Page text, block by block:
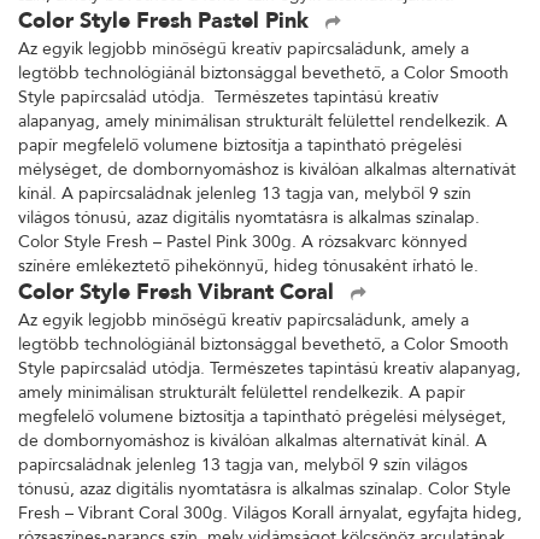
Color Style Fresh Pastel Pink
Az egyik legjobb minőségű kreatív papírcsaládunk, amely a
legtöbb technológiánál biztonsággal bevethető, a Color Smooth
Style papírcsalád utódja. Természetes tapintású kreatív
alapanyag, amely minimálisan strukturált felülettel rendelkezik. A
papír megfelelő volumene biztosítja a tapintható prégelési
mélységet, de dombornyomáshoz is kiválóan alkalmas alternatívát
kínál. A papírcsaládnak jelenleg 13 tagja van, melyből 9 szín
világos tónusú, azaz digitális nyomtatásra is alkalmas színalap.
Color Style Fresh – Pastel Pink 300g. A rózsakvarc könnyed
színére emlékeztető pihekönnyű, hideg tónusaként írható le.
Color Style Fresh Vibrant Coral
Az egyik legjobb minőségű kreatív papírcsaládunk, amely a
legtöbb technológiánál biztonsággal bevethető, a Color Smooth
Style papírcsalád utódja. Természetes tapintású kreatív alapanyag,
amely minimálisan strukturált felülettel rendelkezik. A papír
megfelelő volumene biztosítja a tapintható prégelési mélységet,
de dombornyomáshoz is kiválóan alkalmas alternatívát kínál. A
papírcsaládnak jelenleg 13 tagja van, melyből 9 szín világos
tónusú, azaz digitális nyomtatásra is alkalmas színalap. Color Style
Fresh – Vibrant Coral 300g. Világos Korall árnyalat, egyfajta hideg,